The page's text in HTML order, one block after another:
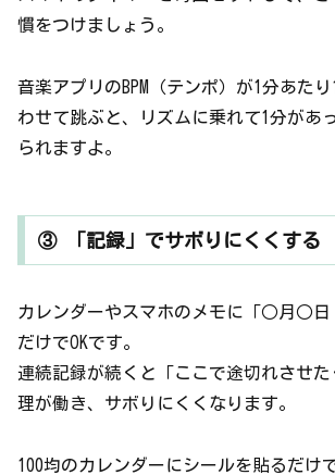
慣をつけましょう。
音楽アプリのBPM（テンポ）が1分あた
わせて跳ぶと、リズムに乗れて1分があ
られますよ。
③ 「記録」でサボりにくくする
カレンダーやスマホのメモに「○月○日
だけでOKです。
連続記録が続くと「ここで途切れさせ
理が働き、サボりにくくなります。
100均のカレンダーにシールを貼るだけ